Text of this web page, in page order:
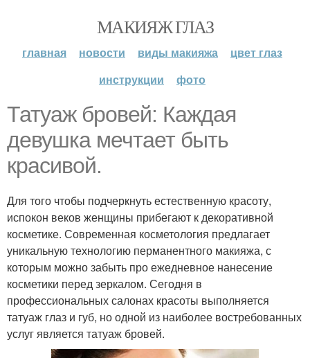
МАКИЯЖ ГЛАЗ
главная новости виды макияжа
цвет глаз
инструкции
фото
Татуаж бровей: Каждая
девушка мечтает быть
красивой.
Для того чтобы подчеркнуть естественную красоту,
испокон веков женщины прибегают к декоративной
косметике. Современная косметология предлагает
уникальную технологию перманентного макияжа, с
которым можно забыть про ежедневное нанесение
косметики перед зеркалом. Сегодня в
профессиональных салонах красоты выполняется
татуаж глаз и губ, но одной из наиболее востребованных
услуг является татуаж бровей.